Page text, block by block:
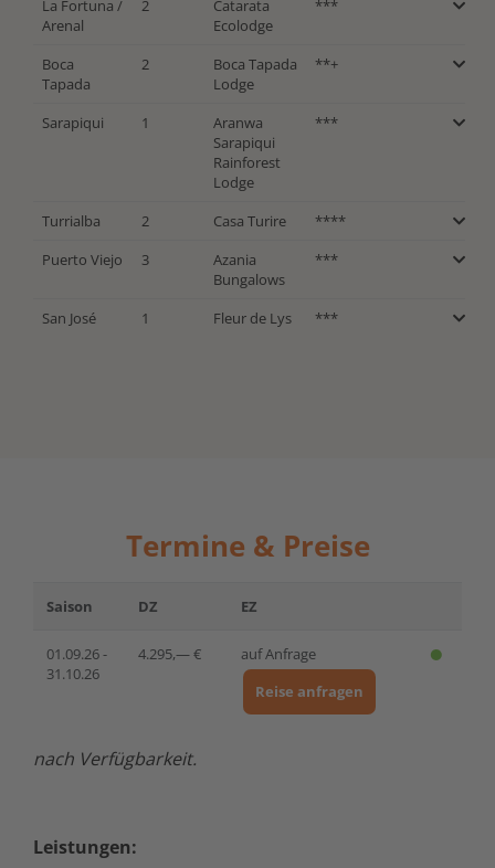
La Fortuna /
Arenal
2
Catarata
Ecolodge
***
Boca
Tapada
2
Boca Tapada
Lodge
**+
Sarapiqui 1
Aranwa
Sarapiqui
Rainforest
Lodge
***
Turrialba 2 Casa Turire
****
Puerto Viejo
3
Azania
Bungalows
***
San José 1 Fleur de Lys ***
Termine & Preise
Saison DZ EZ
01.09.26 -
31.10.26
4.295,— €
auf Anfrage
Reise anfragen
nach Verfügbarkeit.
Leistungen: